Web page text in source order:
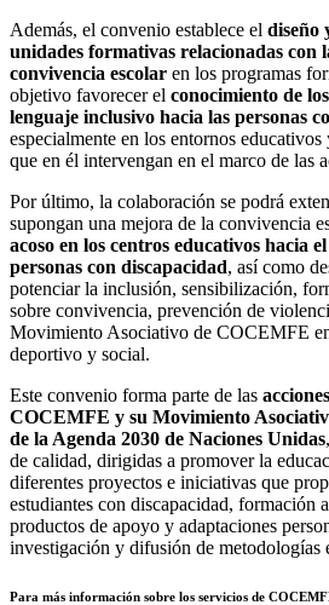
Además, el convenio establece el diseño
unidades formativas relacionadas con
convivencia escolar en los programas
objetivo favorecer el conocimiento de
lenguaje inclusivo hacia las personas
especialmente en los entornos
que en él intervengan en el marco de las
Por último, la colaboración se podrá
supongan una mejora de la convivencia
acoso en los centros educativos hacia
personas con discapacidad, así como
potenciar la inclusión, sensibilización,
sobre convivencia, prevención de
Movimiento Asociativo de COCEMFE
deportivo y social.
Este convenio forma parte de las
COCEMFE y su Movimiento
de la Agenda 2030 de Naciones Unidas
de calidad, dirigidas a promover la
diferentes proyectos e iniciativas que
estudiantes con discapacidad, formación
productos de apoyo y adaptaciones
investigación y difusión de metodologías
Para más información sobre los servicios de